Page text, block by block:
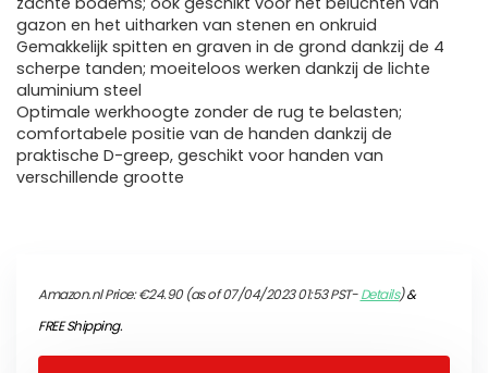
gazon en het uitharken van stenen en onkruid
Gemakkelijk spitten en graven in de grond dankzij de 4
scherpe tanden; moeiteloos werken dankzij de lichte
aluminium steel
Optimale werkhoogte zonder de rug te belasten;
comfortabele positie van de handen dankzij de
praktische D-greep, geschikt voor handen van
verschillende grootte
Amazon.nl Price:€24.90(as of 07/04/2023 01:53 PST-Details)&
FREE Shipping.